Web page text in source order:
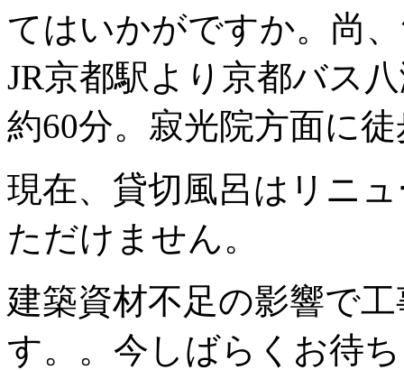
てはいかがですか。尚
JR京都駅より京都バス
約60分。寂光院方面に
現在、貸切風呂はリニ
ただけません。
建築資材不足の影響で
す。。今しばらくお待